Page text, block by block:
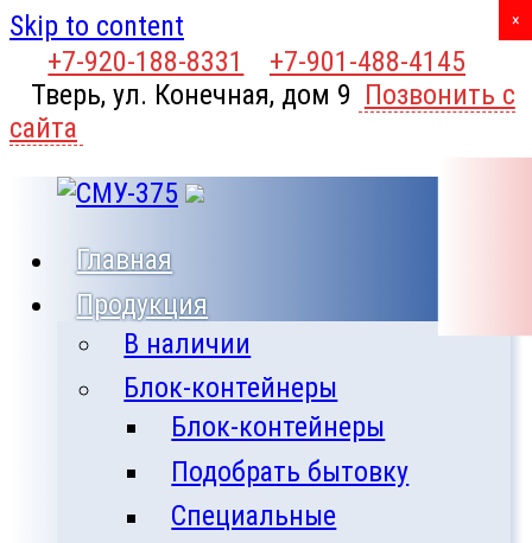
Skip to content
+7-920-188-8331
+7-901-488-4145
Тверь, ул. Конечная, дом 9 Позвонить с
сайта
Главная
Продукция
В наличии
Блок-контейнеры
Блок-контейнеры
Подобрать бытовку
Специальные
X
×